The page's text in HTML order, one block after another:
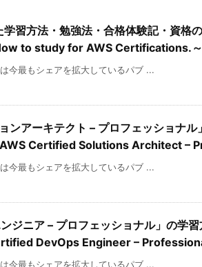
学習方法・勉強法・合格体験記・資
to study for AWS Certifications.～
今最もシェアを拡大しているパブ ...
ンアーキテクト – プロフェッショナ
Certified Solutions Architect –
今最もシェアを拡大しているパブ ...
ジニア – プロフェッショナル」の学
DevOps Engineer –
今最もシェアを拡大しているパブ ...